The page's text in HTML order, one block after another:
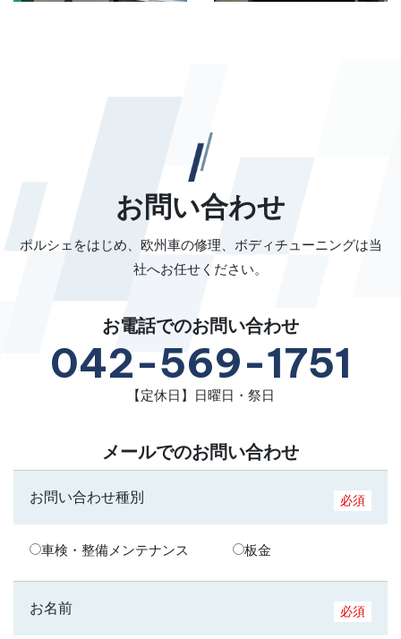
お問い合わせ
ポルシェをはじめ、欧州車の修理、ボディチューニングは当
社へお任せください。
お電話でのお問い合わせ
042-569-1751
【定休日】日曜日・祭日
メールでのお問い合わせ
お問い合わせ種別 必須
車検・整備メンテナンス 板金
お名前 必須